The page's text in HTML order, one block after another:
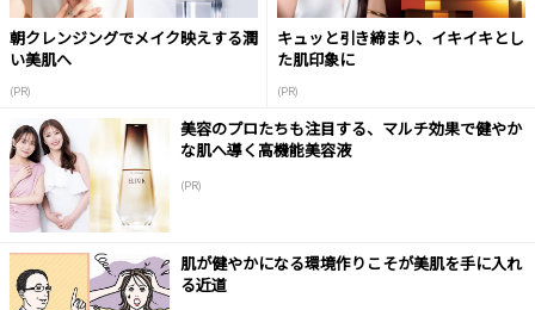
朝クレンジングでメイク映えする潤
い美肌へ
(PR)
キュッと引き締まり、イキイキとし
た肌印象に
(PR)
美容のプロたちも注目する、マルチ効果で健やか
な肌へ導く高機能美容液
(PR)
肌が健やかになる環境作りこそが美肌を手に入れ
る近道